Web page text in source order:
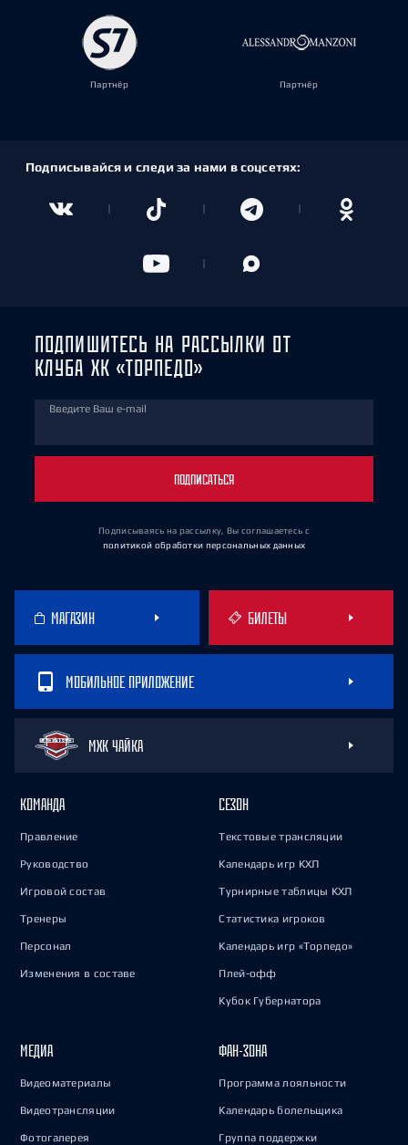
Партнёр Партнёр
Подписывайся и следи за нами в соцсетях:
ПОДПИШИТЕСЬ НА РАССЫЛКИ ОТ
КЛУБА ХК «ТОРПЕДО»
Введите Ваш e-mail
ПОДПИСАТЬСЯ
Подписываясь на рассылку, Вы соглашаетесь с
политикой обработки персональных данных
МАГАЗИН БИЛЕТЫ
МОБИЛЬНОЕ ПРИЛОЖЕНИЕ
МХК ЧАЙКА
КОМАНДА
Правление
Руководство
Игровой состав
Тренеры
Персонал
Изменения в составе
СЕЗОН
Текстовые трансляции
Календарь игр КХЛ
Турнирные таблицы КХЛ
Статистика игроков
Календарь игр «Торпедо»
Плей-офф
Кубок Губернатора
МЕДИА
Видеоматериалы
Видеотрансляции
Фотогалерея
ФАН-ЗОНА
Программа лояльности
Календарь болельщика
Группа поддержки